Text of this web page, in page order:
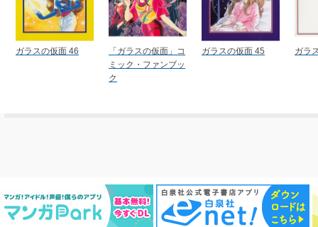
ガラスの仮面 46
「ガラスの仮面」コ
ミック・ファンブッ
ク
ガラスの仮面 45 ガラ